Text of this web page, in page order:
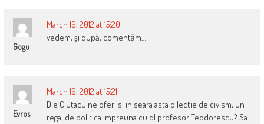
Gogu
March 16, 2012 at 15:20
vedem, și după, comentăm…
Evros
March 16, 2012 at 15:21
Dle Ciutacu ne oferi si in seara asta o lectie de civism, un
regal de politica impreuna cu dl profesor Teodorescu? Sa